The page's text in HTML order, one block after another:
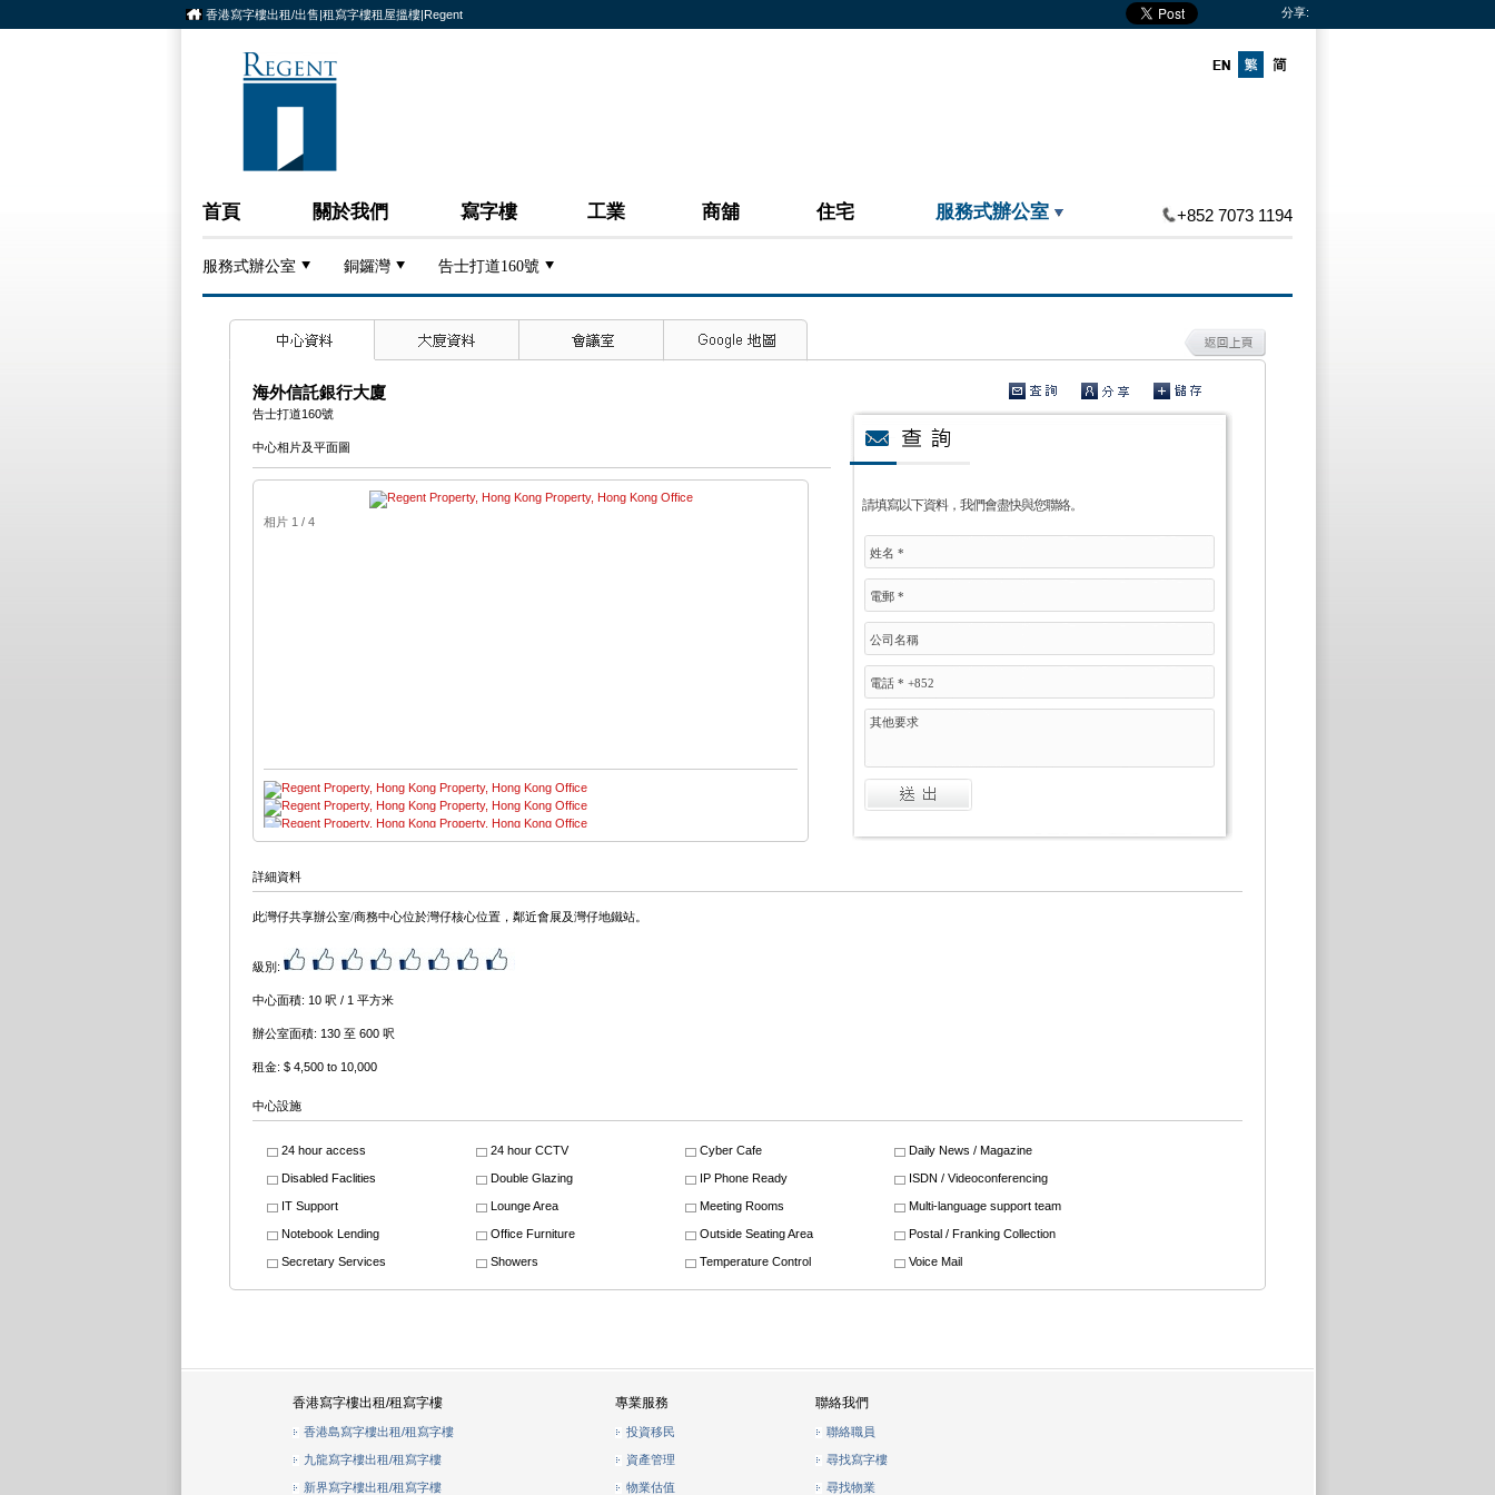
香港寫字樓出租/出售|租寫字樓租屋搵樓|Regent 分享:
首頁 關於我們 寫字樓 工業 商舖 住宅 服務式辦公室 +852 7073 1194
服務式辦公室 銅鑼灣 告士打道160號
請填寫以下資料，我們會盡快與您聯絡。
海外信託銀行大廈
告士打道160號
中心相片及平面圖
相片 1 / 4
詳細資料
此灣仔共享辦公室/商務中心位於灣仔核心位置，鄰近會展及灣仔地鐵站。
級別:
中心面積: 10 呎 / 1 平方米
辦公室面積: 130 至 600 呎
租金: $ 4,500 to 10,000
中心設施
24 hour access 24 hour CCTV Cyber Cafe Daily News / Magazine
Disabled Faclities Double Glazing IP Phone Ready ISDN / Videoconferencing
IT Support Lounge Area Meeting Rooms Multi-language support team
Notebook Lending Office Furniture Outside Seating Area Postal / Franking Collection
Secretary Services Showers Temperature Control Voice Mail
香港寫字樓出租/租寫字樓
香港島寫字樓出租/租寫字樓
九龍寫字樓出租/租寫字樓
新界寫字樓出租/租寫字樓
專業服務
投資移民
資產管理
物業估值
聯絡我們
聯絡職員
尋找寫字樓
尋找物業